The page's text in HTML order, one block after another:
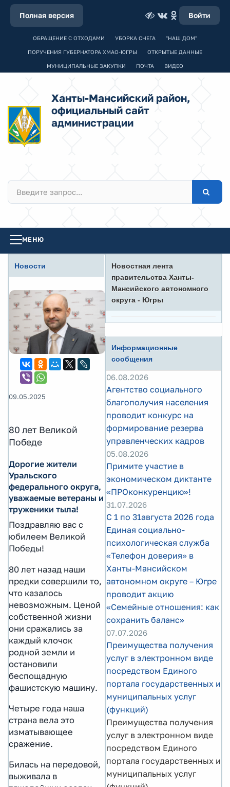
Полная версия Войти
ОБРАЩЕНИЕ С ОТХОДАМИ УБОРКА СНЕГА "НАШ ДОМ"
ПОРУЧЕНИЯ ГУБЕРНАТОРА ХМАО-ЮГРЫ ОТКРЫТЫЕ ДАННЫЕ
МУНИЦИПАЛЬНЫЕ ЗАКУПКИ ПОЧТА ВИДЕО
Ханты-Мансийский район,
официальный сайт
администрации
МЕНЮ
Новости
09.05.2025
80 лет Великой
Победе
Дорогие жители
Уральского
федерального округа,
уважаемые ветераны и
труженики тыла!
Поздравляю вас с
юбилеем Великой
Победы!
80 лет назад наши
предки совершили то,
что казалось
невозможным. Ценой
собственной жизни
они сражались за
каждый клочок
родной земли и
остановили
беспощадную
фашистскую машину.
Четыре года наша
страна вела это
изматывающее
сражение.
Билась на передовой,
выживала в
Новостная лента
правительства Ханты-
Мансийского автономного
округа - Югры
Информационные
сообщения
06.08.2026
Агентство социального
благополучия населения
проводит конкурс на
формирование резерва
управленческих кадров
05.08.2026
Примите участие в
экономическом диктанте
«ПРОконкуренцию»!
31.07.2026
С 1 по 31августа 2026 года
Единая социально-
психологическая служба
«Телефон доверия» в
Ханты-Мансийском
автономном округе – Югре
проводит акцию
«Семейные отношения: как
сохранить баланс»
07.07.2026
Преимущества получения
услуг в электронном виде
посредством Единого
портала государственных и
муниципальных услуг
(функций)
Преимущества получения
услуг в электронном виде
посредством Единого
портала государственных и
муниципальных услуг